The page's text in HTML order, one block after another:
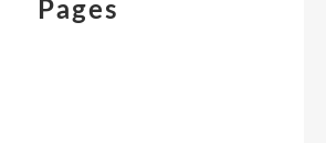
Pages